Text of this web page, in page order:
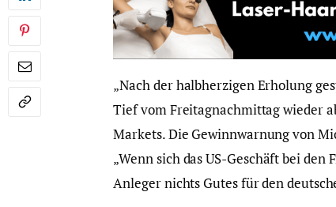
„Nach der halbherzigen Erholung
Tief vom Freitagnachmittag wieder
Markets. Die Gewinnwarnung von
„Wenn sich das US-Geschäft bei
Anleger nichts Gutes für den